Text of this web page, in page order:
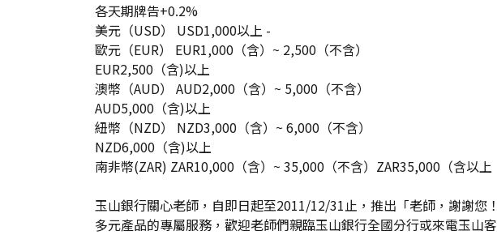
各天期牌告+0.2%
美元（USD） USD1,000以上 -
歐元（EUR） EUR1,000（含）~ 2,500（不含）
EUR2,500（含)以上
澳幣（AUD） AUD2,000（含）~ 5,000（不含）
AUD5,000（含)以上
紐幣（NZD） NZD3,000（含）~ 6,000（不含）
NZD6,000（含)以上
南非幣(ZAR) ZAR10,000（含）~ 35,000（不含）ZAR35,000（含以上
玉山銀行關心老師，自即日起至2011/12/31止，推出「老師，謝謝
多元產品的專屬服務，歡迎老師們親臨玉山銀行全國分行或來電玉山